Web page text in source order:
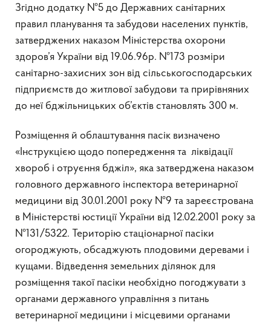
Згідно додатку №5 до Державних санітарних
правил планування та забудови населених пунктів,
затверджених наказом Міністерства охорони
здоров’я України від 19.06.96р. №173 розміри
санітарно-захисних зон від сільськогосподарських
підприємств до житлової забудови та прирівняних
до неї бджільницьких об’єктів становлять 300 м.
Розміщення й облаштування пасік визначено
«Інструкцією щодо попередження та ліквідації
хвороб і отруєння бджіл», яка затверджена наказом
головного державного інспектора ветеринарної
медицини від 30.01.2001 року №9 та зареєстрована
в Міністерстві юстиції України від 12.02.2001 року за
№131/5322. Територію стаціонарної пасіки
огороджують, обсаджують плодовими деревами і
кущами. Відведення земельних ділянок для
розміщення такої пасіки необхідно погоджувати з
органами державного управління з питань
ветеринарної медицини і місцевими органами